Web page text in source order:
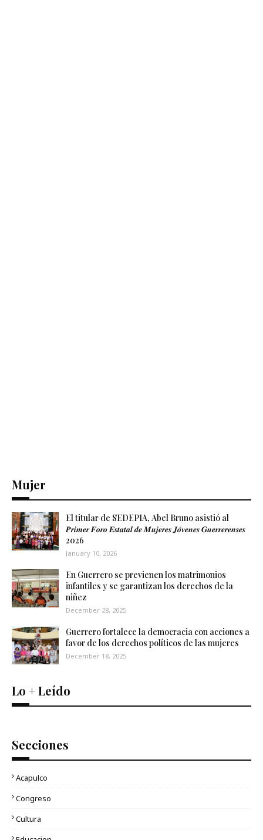
Mujer
El titular de SEDEPIA, Abel Bruno asistió al
𝑷𝒓𝒊𝒎𝒆𝒓 𝑭𝒐𝒓𝒐 𝑬𝒔𝒕𝒂𝒕𝒂𝒍 𝒅𝒆 𝑴𝒖𝒋𝒆𝒓𝒆𝒔 𝑱𝒐́𝒗𝒆𝒏𝒆𝒔 𝑮𝒖𝒆𝒓𝒓𝒆𝒓𝒆𝒏𝒔𝒆𝒔
2026
January 10, 2026
En Guerrero se previenen los matrimonios
infantiles y se garantizan los derechos de la
niñez
December 28, 2025
Guerrero fortalece la democracia con acciones a
favor de los derechos políticos de las mujeres
December 18, 2025
Lo + Leído
Secciones
Acapulco
Congreso
Cultura